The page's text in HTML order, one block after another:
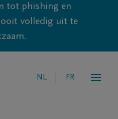
tot phishing en
volledig uit te
NL FR